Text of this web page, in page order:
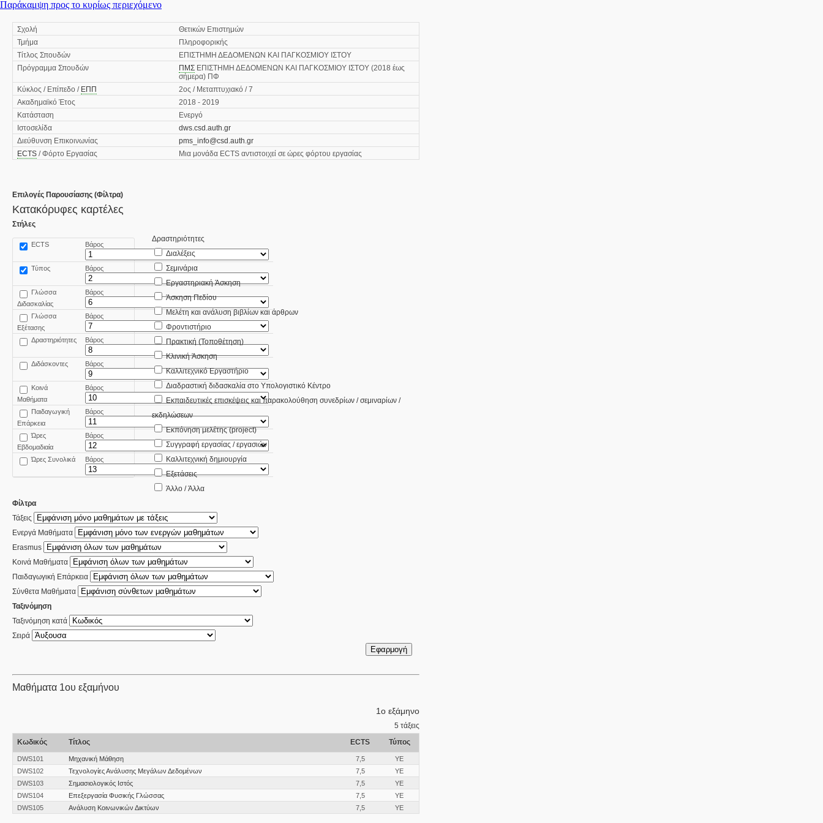
Παράκαμψη προς το κυρίως περιεχόμενο
Σχολή
Θετικών Επιστημών
Τμήμα
Πληροφορικής
Τίτλος Σπουδών
ΕΠΙΣΤΗΜΗ ΔΕΔΟΜΕΝΩΝ ΚΑΙ ΠΑΓΚΟΣΜΙΟΥ ΙΣΤΟΥ
Πρόγραμμα Σπουδών
ΠΜΣ ΕΠΙΣΤΗΜΗ ΔΕΔΟΜΕΝΩΝ ΚΑΙ ΠΑΓΚΟΣΜΙΟΥ ΙΣΤΟΥ (2018 έως
σήμερα) ΠΦ
Κύκλος / Επίπεδο / ΕΠΠ
2ος / Μεταπτυχιακό / 7
Ακαδημαϊκό Έτος
2018 - 2019
Κατάσταση
Ενεργό
Ιστοσελίδα
dws.csd.auth.gr
Διεύθυνση Επικοινωνίας
pms_info@csd.auth.gr
ECTS / Φόρτο Εργασίας Μια μονάδα ECTS αντιστοιχεί σε ώρες φόρτου εργασίας
Επιλογές Παρουσίασης (Φίλτρα)
Κατακόρυφες καρτέλες
Στήλες
ECTS Βάρος
Τύπος Βάρος
Γλώσσα
Διδασκαλίας
Βάρος
Γλώσσα
Εξέτασης
Βάρος
Δραστηριότητες Βάρος
Διδάσκοντες Βάρος
Κοινά
Μαθήματα
Βάρος
Παιδαγωγική
Επάρκεια
Βάρος
Ώρες
Εβδομαδιαία
Βάρος
Ώρες Συνολικά Βάρος
Δραστηριότητες
Διαλέξεις
Σεμινάρια
Εργαστηριακή Άσκηση
Άσκηση Πεδίου
Μελέτη και ανάλυση βιβλίων και άρθρων
Φροντιστήριο
Πρακτική (Τοποθέτηση)
Κλινική Άσκηση
Καλλιτεχνικό Εργαστήριο
Διαδραστική διδασκαλία στο Υπολογιστικό Κέντρο
Εκπαιδευτικές επισκέψεις και παρακολούθηση συνεδρίων / σεμιναρίων /
εκδηλώσεων
Εκπόνηση μελέτης (project)
Συγγραφή εργασίας / εργασιών
Καλλιτεχνική δημιουργία
Εξετάσεις
Άλλο / Άλλα
Φίλτρα
Τάξεις
Ενεργά Μαθήματα
Erasmus
Κοινά Μαθήματα
Παιδαγωγική Επάρκεια
Σύνθετα Μαθήματα
Ταξινόμηση
Ταξινόμηση κατά
Σειρά
Μαθήματα 1ου εξαμήνου
1ο εξάμηνο
5 τάξεις
Κωδικός
Τίτλος ECTS Τύπος
DWS101 Μηχανική Μάθηση 7,5
ΥΕ
DWS102
Τεχνολογίες Ανάλυσης Μεγάλων Δεδομένων 7,5
ΥΕ
DWS103
Σημασιολογικός Ιστός 7,5
ΥΕ
DWS104
Επεξεργασία Φυσικής Γλώσσας 7,5
ΥΕ
DWS105
Ανάλυση Κοινωνικών Δικτύων 7,5 ΥΕ